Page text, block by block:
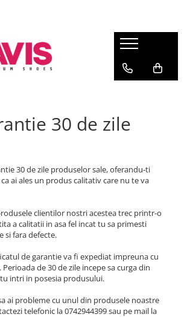
naturala
30 de zile
30 de zile produselor sale, oferandu-ti
ai ales un produs calitativ care nu te va
clientilor nostri acestea trec printr-o
a calitatii in asa fel incat tu sa primesti
si fara defecte.
de garantie va fi expediat impreuna cu
de 30 de zile incepe sa curga din
intri in posesia produsului.
ai probleme cu unul din produsele noastre
telefonic la 0742944399 sau pe mail la